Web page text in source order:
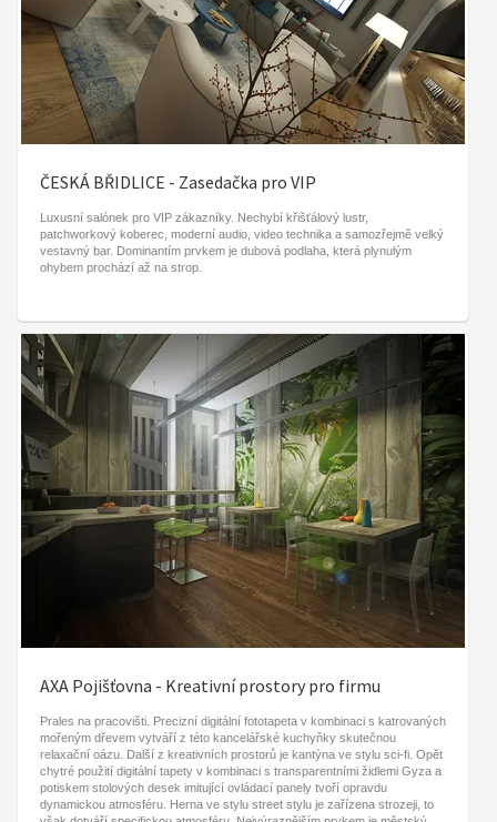
ČESKÁ BŘIDLICE - Zasedačka pro VIP
Luxusní salónek pro VIP zákazníky. Nechybí křišťálový lustr,
patchworkový koberec, moderní audio, video technika a samozřejmě velký
vestavný bar. Dominantím prvkem je dubová podlaha, která plynulým
ohybem prochází až na strop.
AXA Pojišťovna - Kreativní prostory pro firmu
Prales na pracovišti. Precizní digitální fototapeta v kombinaci s katrovaných
mořeným dřevem vytváří z této kancelářské kuchyňky skutečnou
relaxační oázu. Další z kreativních prostorů je kantýna ve stylu sci-fi. Opět
chytré použití digitální tapety v kombinaci s transparentními židlemi Gyza a
potiskem stolových desek imitující ovládací panely tvoří opravdu
dynamickou atmosféru. Herna ve stylu street stylu je zařízena strozeji, to